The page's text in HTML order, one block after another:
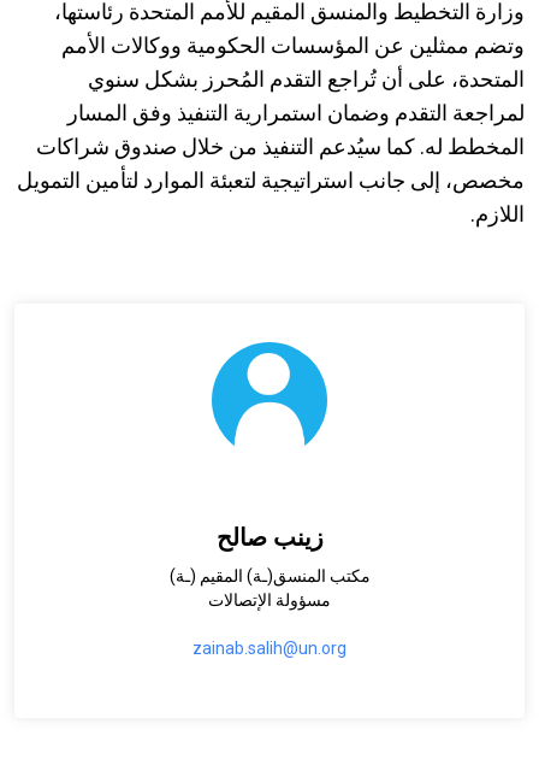
وزارة التخطيط والمنسق المقيم للأمم المتحدة رئاستها،
وتضم ممثلين عن المؤسسات الحكومية ووكالات الأمم
المتحدة، على أن تُراجع التقدم المُحرز بشكل سنوي
لمراجعة التقدم وضمان استمرارية التنفيذ وفق المسار
المخطط له. كما سيُدعم التنفيذ من خلال صندوق شراكات
مخصص، إلى جانب استراتيجية لتعبئة الموارد لتأمين التمويل
اللازم.
زينب صالح
مكتب المنسق(ـة) المقيم (ـة)
مسؤولة الإتصالات
zainab.salih@un.org